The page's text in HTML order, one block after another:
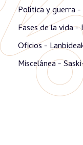
Política y guerra
Fases de la vida
Oficios -
Miscelánea -